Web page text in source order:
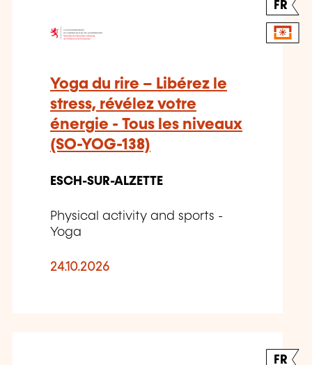
FR
Yoga du rire – Libérez le
stress, révélez votre
énergie - Tous les niveaux
(SO-YOG-138)
ESCH-SUR-ALZETTE
Physical activity and sports -
Yoga
24.10.2026
FR